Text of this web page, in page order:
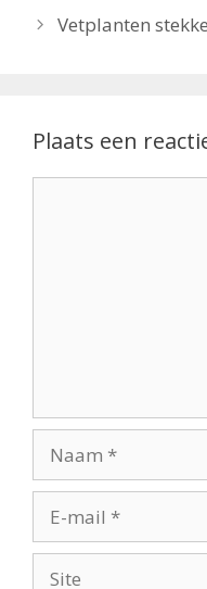
Vetplanten
Plaats een
mail